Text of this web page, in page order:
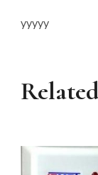
yyyyy